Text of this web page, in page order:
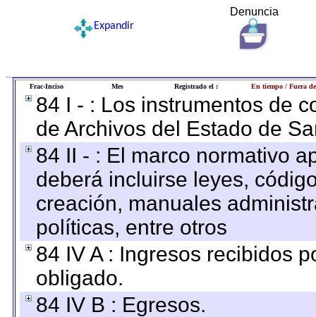
Denuncia
Expandir
Frac-Inciso Mes Registrado el : En tiempo / Fuera
84 I - : Los instrumentos de
de Archivos del Estado de
84 II - : El marco normativo
deberá incluirse leyes,
creación, manuales
políticas, entre otros
84 IV A : Ingresos recibidos
obligado.
84 IV B : Egresos.